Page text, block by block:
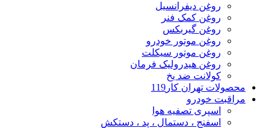
روغن دیفرانسیل
روغن کمک فنر
روغن گیربکس
روغن موتور خودرو
روغن موتور سیکلت
روغن هیدرولیک فرمان
کولانت ضد یخ
محصولات تهران کار119
مراقبت خودرو
اسپری تصفیه هوا
اسفنج ، دستمال ، پد ، دستکش